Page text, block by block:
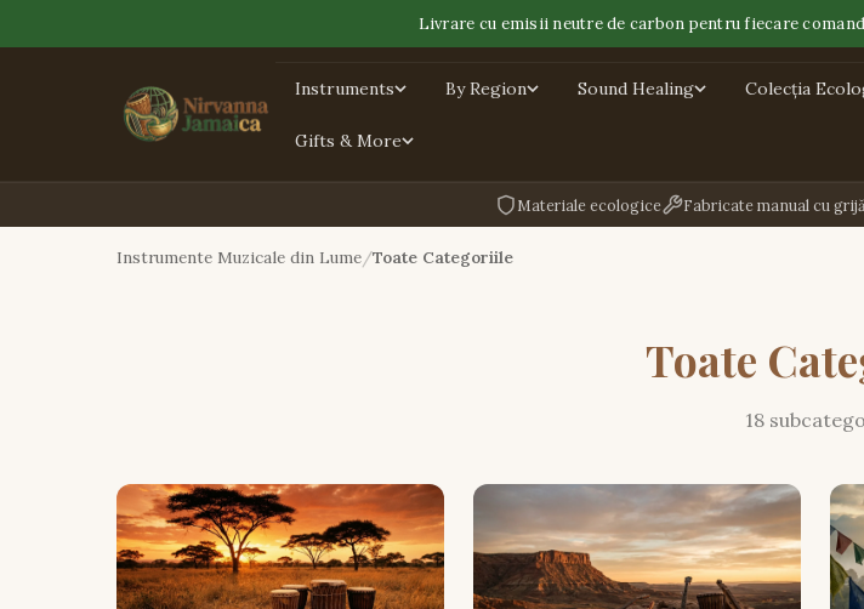
Livrare cu emisii neutre de carbon pentru fiecare
Instruments By Region Sound Healing Colecția
Gifts & More
Materiale ecologice Fabricate manual cu grijă
Instrumente Muzicale din Lume Toate Categoriile
Toate
18